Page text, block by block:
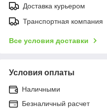
Доставка курьером
Транспортная компания
Все условия доставки
Условия оплаты
Наличными
Безналичный расчет